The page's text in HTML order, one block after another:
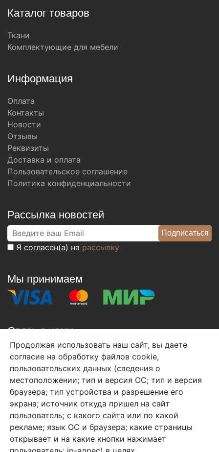
Каталог товаров
Ткани
Комплектующие для мебели
Информация
Оплата
Контакты
Новости
Отзывы
Реквизиты
Доставка и оплата
Пользовательское соглашение
Политика конфиденциальности
Рассылка новостей
Я согласен(а) на рассылку
Мы принимаем
Связь с нами
+7 (495) 933-38-08
info@arben-textile.ru- оптовые продажи
Арбен текстиль г. Щелково, пер.
1-й Советский д.25, владение 2.
Продолжая использовать наш сайт, вы даете
согласие на обработку файлов cookie,
пользовательских данных (сведения о
местоположении; тип и версия ОС; тип и версия
браузера; тип устройства и разрешение его
экрана; источник откуда пришел на сайт
пользователь; с какого сайта или по какой
рекламе; язык ОС и браузера; какие страницы
открывает и на какие кнопки нажимает